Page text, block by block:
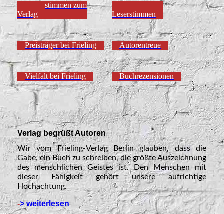
Pressestimmen zum
Verlag
Leserstimmen
Preisträger bei Frieling Autorentreue
Vielfalt bei Frieling Buchrezensionen
Verlag begrüßt Autoren
Wir vom Frieling-Verlag Berlin glauben, dass die
Gabe, ein Buch zu schreiben, die größte Auszeichnung
des menschlichen Geistes ist. Den Menschen mit
dieser Fähigkeit gehört unsere aufrichtige
Hochachtung.
-> weiterlesen